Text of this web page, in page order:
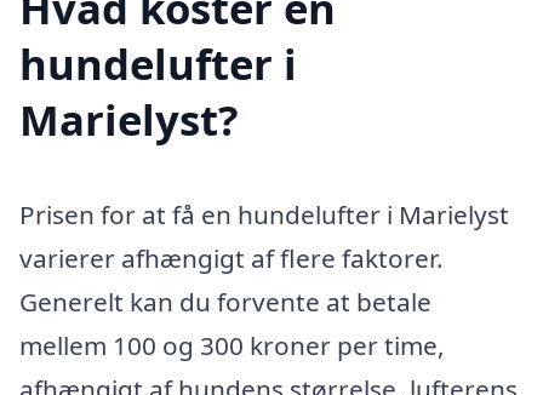
hundelufter i
Marielyst?
Prisen for at få en hundelufter i Marielyst
varierer afhængigt af flere faktorer.
Generelt kan du forvente at betale
mellem 100 og 300 kroner per time,